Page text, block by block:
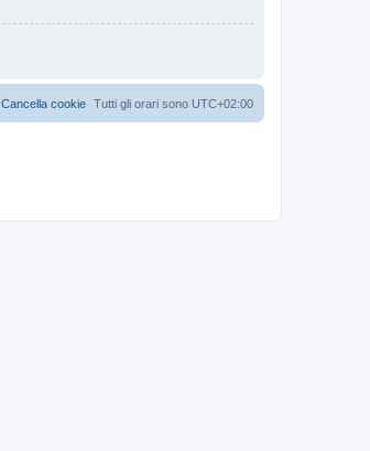
Tutti gli orari sono UTC+02:00
Cancella cookie